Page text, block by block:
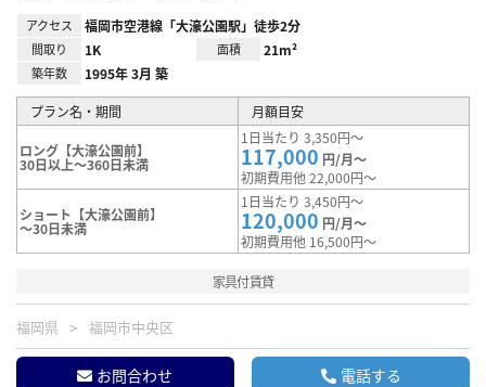
アクセス 福岡市空港線「大濠公園駅」徒歩2分
間取り 1K 面積 21m²
築年数 1995年 3月 築
プラン名・期間 月額目安
ロング【大濠公園前】
30日以上～360日未満
1日当たり 3,350円～
117,000 円/月～
初期費用他 22,000円～
ショート【大濠公園前】
～30日未満
1日当たり 3,450円～
120,000 円/月～
初期費用他 16,500円～
家具付賃貸
福岡県 福岡市中央区
お問合わせ 電話する